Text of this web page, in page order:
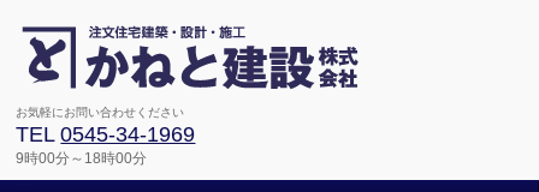
お気軽にお問い合わせください
TEL0545-34-1969
9時00分～18時00分